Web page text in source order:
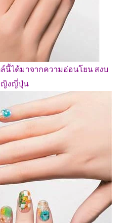
นี้ได้มาจากความอ่อนโยน สงบ
ญิงญี่ปุ่น